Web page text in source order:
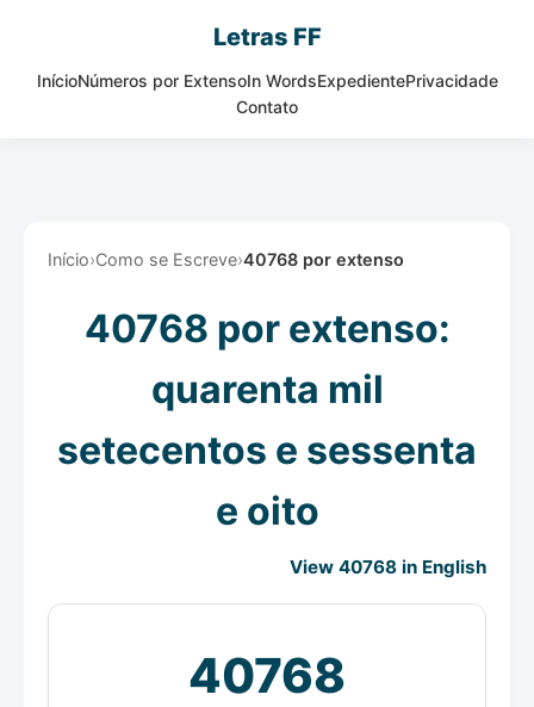
Letras FF
InícioNúmeros por ExtensoIn WordsExpedientePrivacidade
Contato
Início›Como se Escreve›40768 por extenso
40768 por extenso:
quarenta mil
setecentos e sessenta
e oito
View 40768 in English
40768